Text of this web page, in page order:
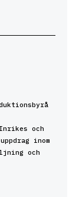
och
inom
och